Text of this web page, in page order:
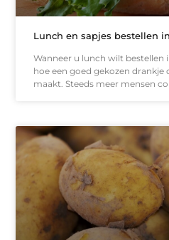
Lunch en sapjes bestellen
Wanneer u lunch wilt bestellen
hoe een goed gekozen drankje
maakt. Steeds meer mensen